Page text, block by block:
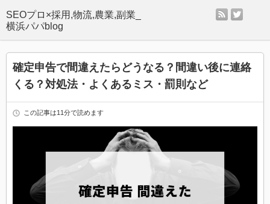
SEOプロ×採用,物流,農業,副業_
横浜パパblog
rss
確定申告で間違えたらどうなる？間違い後に連絡
くる？対処法・よくあるミス・罰則など
この記事は11分で読めます